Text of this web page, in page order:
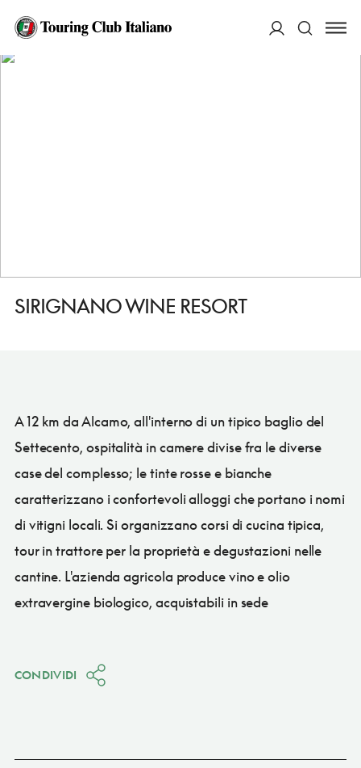
HOME
SIRIGNANO WINE RESORT
SIRIGNANO WINE RESORT
A 12 km da Alcamo, all'interno di un tipico baglio del
Settecento, ospitalità in camere divise fra le diverse
case del complesso; le tinte rosse e bianche
caratterizzano i confortevoli alloggi che portano i nomi
di vitigni locali. Si organizzano corsi di cucina tipica,
tour in trattore per la proprietà e degustazioni nelle
cantine. L'azienda agricola produce vino e olio
extravergine biologico, acquistabili in sede
CONDIVIDI